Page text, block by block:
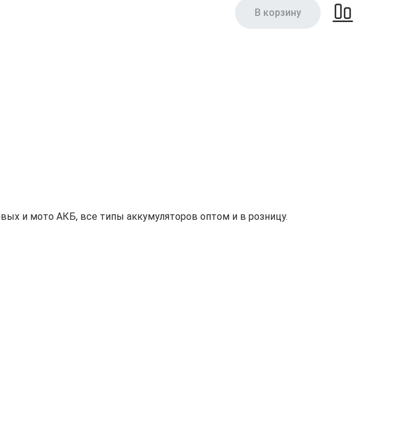
В корзину
и мото АКБ, все типы аккумуляторов оптом и в розницу.